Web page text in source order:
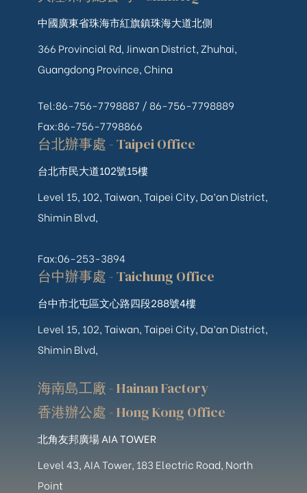
中國廣東省珠海市紅旗鎮珠海大道北側
366 Provincial Rd, Jinwan District, Zhuhai,
Guangdong Province, China
Tel:86-756-7798887 / 86-756-7798889
Fax:86-756-7798866
台北辦事處 - Taipei Office
台北市民大道102號15樓
Level 15, 102, Taiwan, Taipei City, Da’an District,
Shimin Blvd,
Fax:06-253-3894
台中辦事處 - Taichung Office
台中市北屯區文心路四段288號4樓
Level 15, 102, Taiwan, Taipei City, Da’an District,
Shimin Blvd,
海南島工廠 - Hainan Factory
香港辦公處 - Hong Kong Office
北角友邦廣場 AIA TOWER
Level 43, AIA Tower, 183 Electric Road, North
Point